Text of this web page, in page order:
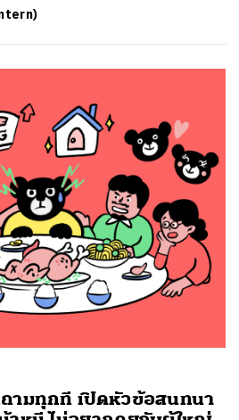
ามทุกที เปิดหัวข้อสนทนา